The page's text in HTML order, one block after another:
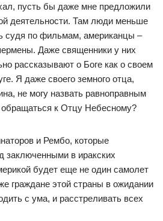
пусть бы даже мне предложили
деятельности. Там люди меньше
судя по фильмам, американцы –
Даже священники у них
рассказывают о Боге как о своем
Я даже своего земного отца,
не могу назвать равноправным
обращаться к Отцу Небесному?
и Рембо, которые
заключенными в иракских
будет еще не один самолет
граждане этой страны в ожидании
с ума, и расстреливать всех